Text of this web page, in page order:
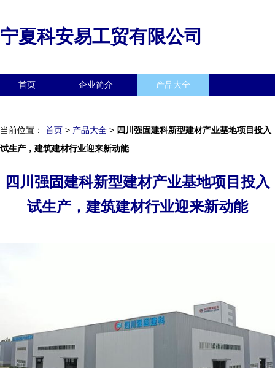
宁夏科安易工贸有限公司
首页 企业简介 产品大全
当前位置： 首页 > 产品大全 > 四川强固建科新型建材产业基地项目投入
试生产，建筑建材行业迎来新动能
四川强固建科新型建材产业基地项目投入
试生产，建筑建材行业迎来新动能